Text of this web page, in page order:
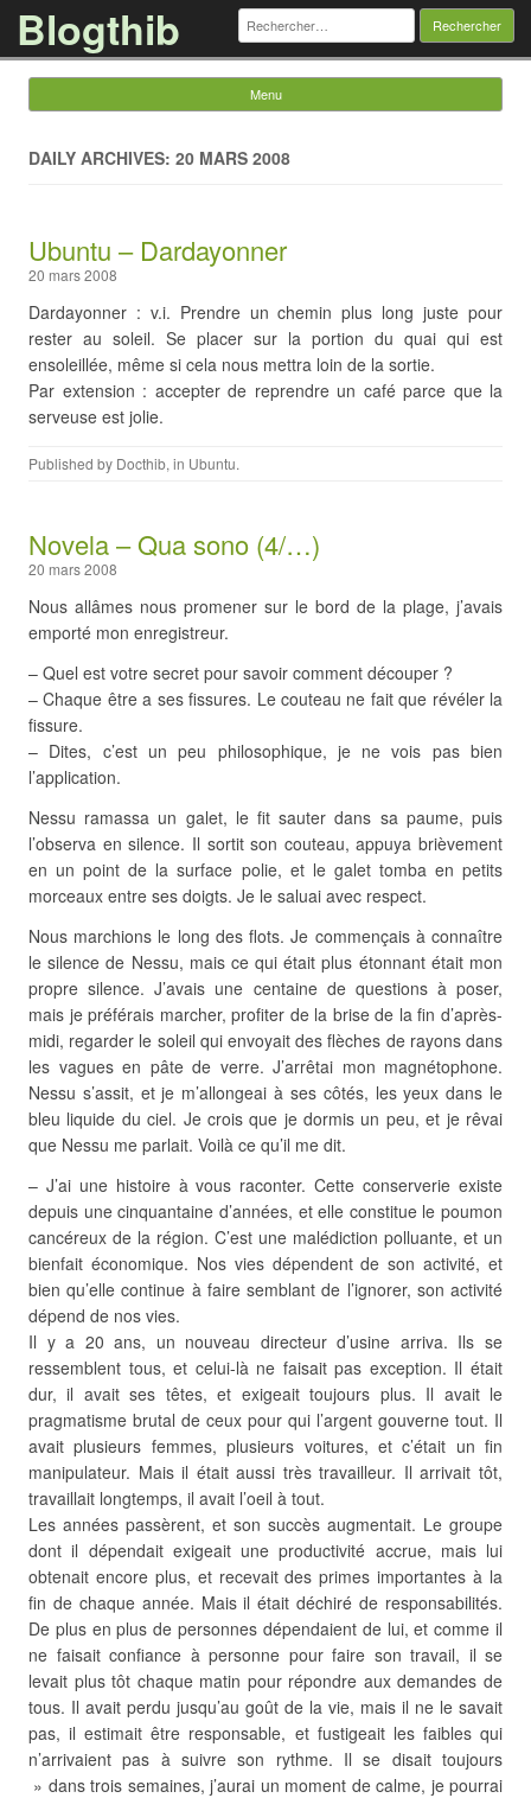
Blogthib Rechercher :
Menu
DAILY ARCHIVES: 20 MARS 2008
Ubuntu – Dardayonner
20 mars 2008
Dardayonner : v.i. Prendre un chemin plus long juste pour
rester au soleil. Se placer sur la portion du quai qui est
ensoleillée, même si cela nous mettra loin de la sortie.
Par extension : accepter de reprendre un café parce que la
serveuse est jolie.
Published by Docthib, in Ubuntu.
Novela – Qua sono (4/…)
20 mars 2008
Nous allâmes nous promener sur le bord de la plage, j’avais
emporté mon enregistreur.
– Quel est votre secret pour savoir comment découper ?
– Chaque être a ses fissures. Le couteau ne fait que révéler la
fissure.
– Dites, c’est un peu philosophique, je ne vois pas bien
l’application.
Nessu ramassa un galet, le fit sauter dans sa paume, puis
l’observa en silence. Il sortit son couteau, appuya brièvement
en un point de la surface polie, et le galet tomba en petits
morceaux entre ses doigts. Je le saluai avec respect.
Nous marchions le long des flots. Je commençais à connaître
le silence de Nessu, mais ce qui était plus étonnant était mon
propre silence. J’avais une centaine de questions à poser,
mais je préférais marcher, profiter de la brise de la fin d’après-
midi, regarder le soleil qui envoyait des flèches de rayons dans
les vagues en pâte de verre. J’arrêtai mon magnétophone.
Nessu s’assit, et je m’allongeai à ses côtés, les yeux dans le
bleu liquide du ciel. Je crois que je dormis un peu, et je rêvai
que Nessu me parlait. Voilà ce qu’il me dit.
– J’ai une histoire à vous raconter. Cette conserverie existe
depuis une cinquantaine d’années, et elle constitue le poumon
cancéreux de la région. C’est une malédiction polluante, et un
bienfait économique. Nos vies dépendent de son activité, et
bien qu’elle continue à faire semblant de l’ignorer, son activité
dépend de nos vies.
Il y a 20 ans, un nouveau directeur d’usine arriva. Ils se
ressemblent tous, et celui-là ne faisait pas exception. Il était
dur, il avait ses têtes, et exigeait toujours plus. Il avait le
pragmatisme brutal de ceux pour qui l’argent gouverne tout. Il
avait plusieurs femmes, plusieurs voitures, et c’était un fin
manipulateur. Mais il était aussi très travailleur. Il arrivait tôt,
travaillait longtemps, il avait l’oeil à tout.
Les années passèrent, et son succès augmentait. Le groupe
dont il dépendait exigeait une productivité accrue, mais lui
obtenait encore plus, et recevait des primes importantes à la
fin de chaque année. Mais il était déchiré de responsabilités.
De plus en plus de personnes dépendaient de lui, et comme il
ne faisait confiance à personne pour faire son travail, il se
levait plus tôt chaque matin pour répondre aux demandes de
tous. Il avait perdu jusqu’au goût de la vie, mais il ne le savait
pas, il estimait être responsable, et fustigeait les faibles qui
n’arrivaient pas à suivre son rythme. Il se disait toujours
» dans trois semaines, j’aurai un moment de calme, je pourrai